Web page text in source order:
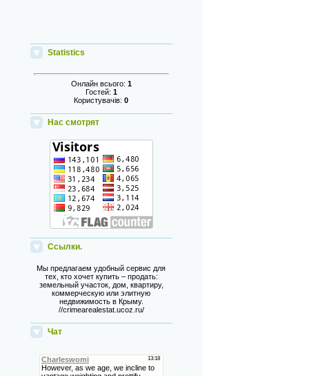
Statistics
Онлайн всього: 1
Гостей: 1
Користувачів:0
Нас смотрят
Ссылки.
Мы предлагаем удобный сервис для
тех, кто хочет купить – продать:
земельный участок, дом, квартиру,
коммерческую или элитную
недвижимость в Крыму.
//crimearealestat.ucoz.ru/
Чат